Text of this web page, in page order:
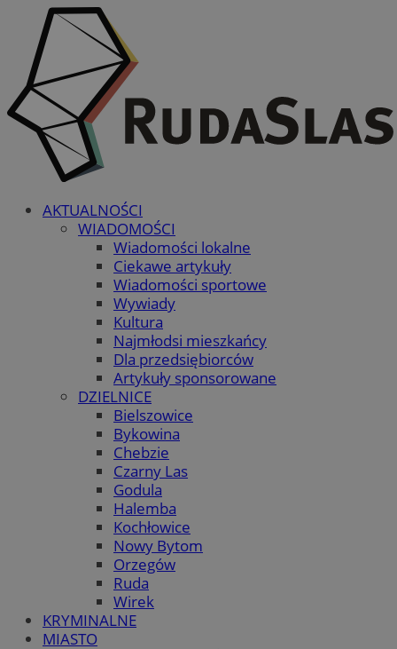
AKTUALNOŚCI
WIADOMOŚCI
Wiadomości lokalne
Ciekawe artykuły
Wiadomości sportowe
Wywiady
Kultura
Najmłodsi mieszkańcy
Dla przedsiębiorców
Artykuły sponsorowane
DZIELNICE
Bielszowice
Bykowina
Chebzie
Czarny Las
Godula
Halemba
Kochłowice
Nowy Bytom
Orzegów
Ruda
Wirek
KRYMINALNE
MIASTO